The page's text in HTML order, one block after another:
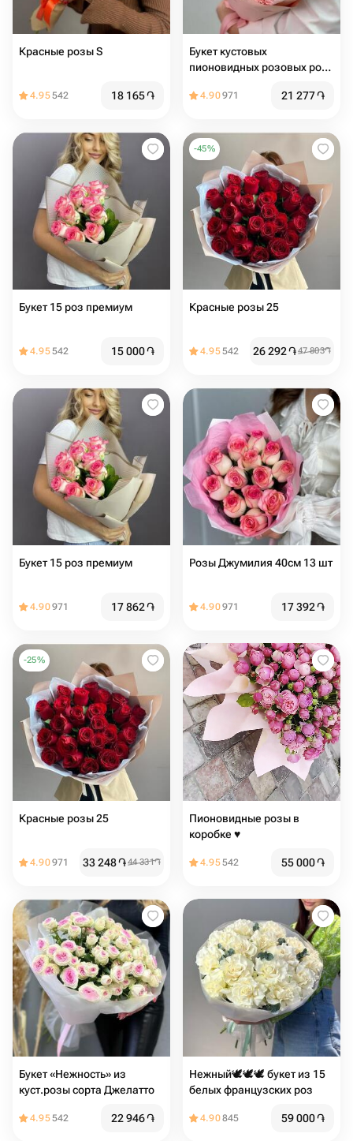
Красные розы S
4.95542 18 165֏
Букет кустовых
пионовидных розовых роз
4.90971 21 277֏
Букет 15 роз премиум
4.95542 15 000֏
-45%
Красные розы 25
4.95542 26 292֏47 803֏
Букет 15 роз премиум
4.90971 17 862֏
Розы Джумилия 40см 13 шт
4.90971 17 392֏
-25%
Красные розы 25
4.90971 33 248֏44 331֏
Пионовидные розы в
коробке ♥️
4.95542 55 000֏
Букет «Нежность» из
куст.розы сорта Джелатто
4.95542 22 946֏
Нежный🕊️🕊️🕊️ букет из 15
белых французских роз
4.90845 59 000֏